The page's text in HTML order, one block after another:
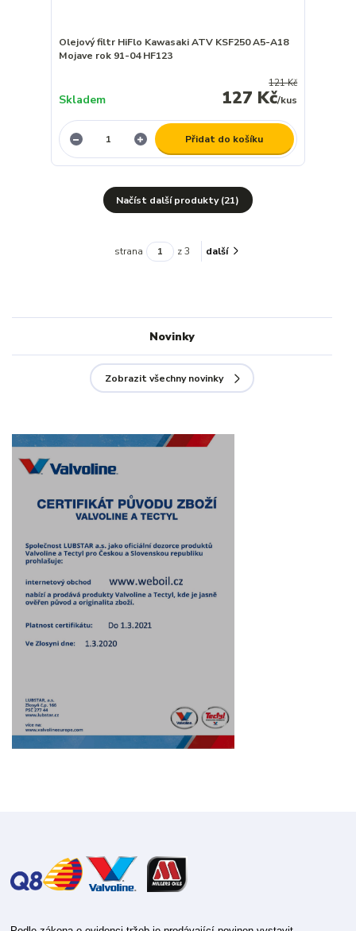
Olejový filtr HiFlo Kawasaki ATV KSF250 A5-A18
Mojave rok 91-04 HF123
121 Kč
127 Kč/kus
Skladem
Přidat do košíku
Načíst další produkty (21)
strana z 3 další
Novinky
Zobrazit všechny novinky